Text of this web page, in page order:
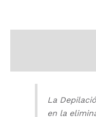
La
en la